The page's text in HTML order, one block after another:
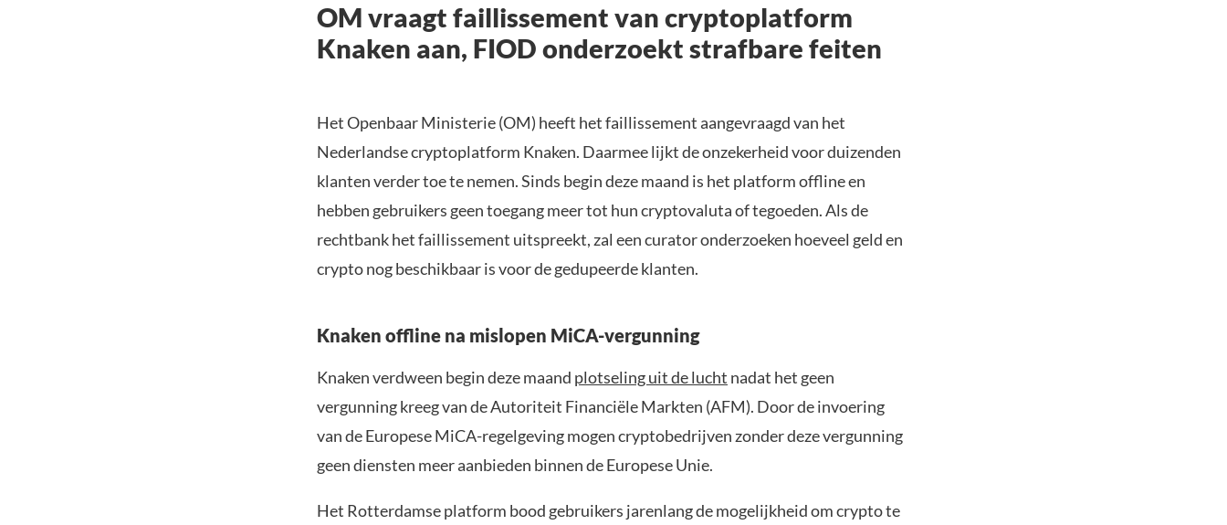
OM vraagt faillissement van cryptoplatform
Knaken aan, FIOD onderzoekt strafbare feiten
Het Openbaar Ministerie (OM) heeft het faillissement aangevraagd van het
Nederlandse cryptoplatform Knaken. Daarmee lijkt de onzekerheid voor duizenden
klanten verder toe te nemen. Sinds begin deze maand is het platform offline en
hebben gebruikers geen toegang meer tot hun cryptovaluta of tegoeden. Als de
rechtbank het faillissement uitspreekt, zal een curator onderzoeken hoeveel geld en
crypto nog beschikbaar is voor de gedupeerde klanten.
Knaken offline na mislopen MiCA-vergunning
Knaken verdween begin deze maand plotseling uit de lucht nadat het geen
vergunning kreeg van de Autoriteit Financiële Markten (AFM). Door de invoering
van de Europese MiCA-regelgeving mogen cryptobedrijven zonder deze vergunning
geen diensten meer aanbieden binnen de Europese Unie.
Het Rotterdamse platform bood gebruikers jarenlang de mogelijkheid om crypto te